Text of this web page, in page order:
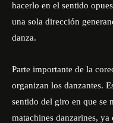
hacerlo en el sentido
una sola dirección
danza.
Parte importante de la
organizan los danzantes.
sentido del giro en que se
matachines danzarines,